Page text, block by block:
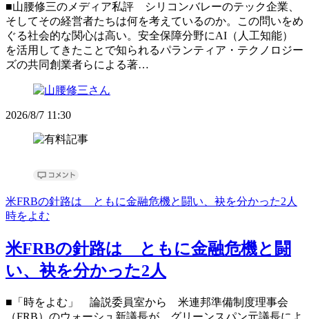
■山腰修三のメディア私評 シリコンバレーのテック企業、
そしてその経営者たちは何を考えているのか。この問いをめ
ぐる社会的な関心は高い。安全保障分野にAI（人工知能）
を活用してきたことで知られるパランティア・テクノロジー
ズの共同創業者らによる著…
2026/8/7 11:30
米FRBの針路は ともに金融危機と闘い、袂を分かった2人
時をよむ
米FRBの針路は ともに金融危機と闘
い、袂を分かった2人
■「時をよむ」 論説委員室から 米連邦準備制度理事会
（FRB）のウォーシュ新議長が、グリーンスパン元議長によ